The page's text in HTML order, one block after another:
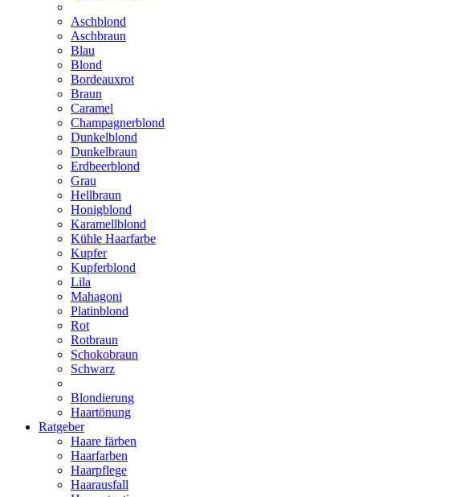
Aschblond
Aschbraun
Blau
Blond
Bordeauxrot
Braun
Caramel
Champagnerblond
Dunkelblond
Dunkelbraun
Erdbeerblond
Grau
Hellbraun
Honigblond
Karamellblond
Kühle Haarfarbe
Kupfer
Kupferblond
Lila
Mahagoni
Platinblond
Rot
Rotbraun
Schokobraun
Schwarz
Blondierung
Haartönung
Ratgeber
Haare färben
Haarfarben
Haarpflege
Haarausfall